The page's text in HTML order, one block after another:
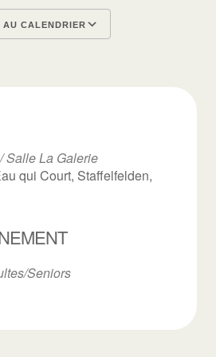
AU CALENDRIER
Salle La Galerie
qui Court, Staffelfelden,
Seniors